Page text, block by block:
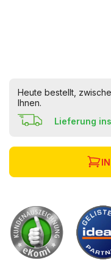
Heute bestellt,
Ihnen.
Lieferung